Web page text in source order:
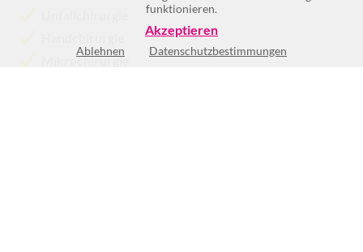
Mikrochirurgie
funktionieren.
Akzeptieren
Ablehnen Datenschutzbestimmungen